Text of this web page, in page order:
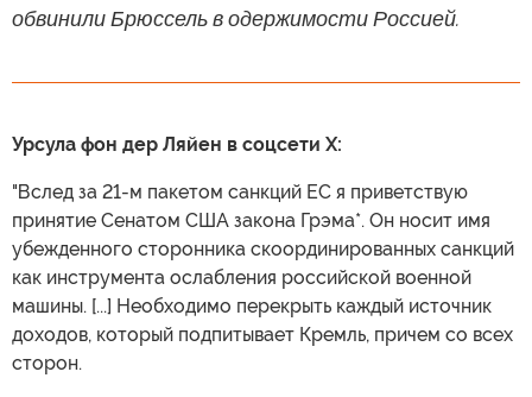
обвинили Брюссель в одержимости Россией.
Урсула фон дер Ляйен в соцсети X:
"Вслед за 21-м пакетом санкций ЕС я приветствую
принятие Сенатом США закона Грэма*. Он носит имя
убежденного сторонника скоординированных санкций
как инструмента ослабления российской военной
машины. [...] Необходимо перекрыть каждый источник
доходов, который подпитывает Кремль, причем со всех
сторон.